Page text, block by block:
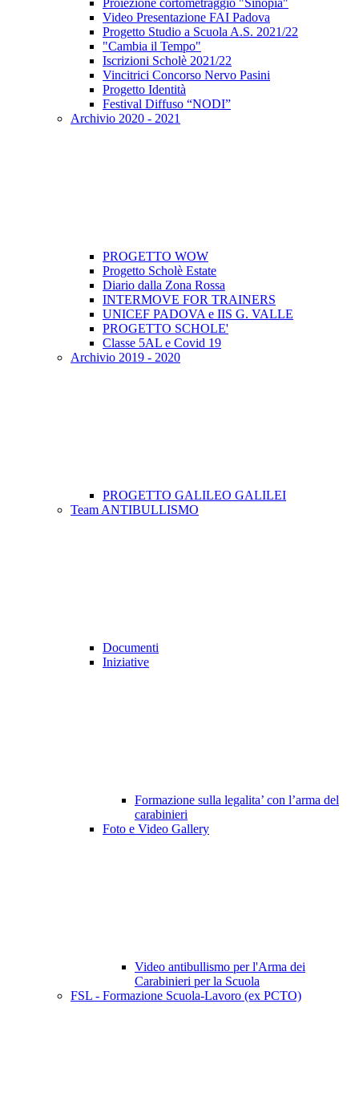
Proiezione cortometraggio "Sinopia"
Video Presentazione FAI Padova
Progetto Studio a Scuola A.S. 2021/22
"Cambia il Tempo"
Iscrizioni Scholè 2021/22
Vincitrici Concorso Nervo Pasini
Progetto Identità
Festival Diffuso “NODI”
Archivio 2020 - 2021
PROGETTO WOW
Progetto Scholè Estate
Diario dalla Zona Rossa
INTERMOVE FOR TRAINERS
UNICEF PADOVA e IIS G. VALLE
PROGETTO SCHOLE'
Classe 5AL e Covid 19
Archivio 2019 - 2020
PROGETTO GALILEO GALILEI
Team ANTIBULLISMO
Documenti
Iniziative
Formazione sulla legalita’ con l’arma del
carabinieri
Foto e Video Gallery
Video antibullismo per l'Arma dei
Carabinieri per la Scuola
FSL - Formazione Scuola-Lavoro (ex PCTO)